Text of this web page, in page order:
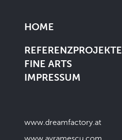
HOME
REFERENZPROJEKTE
FINE ARTS
IMPRESSUM
www.dreamfactory.at